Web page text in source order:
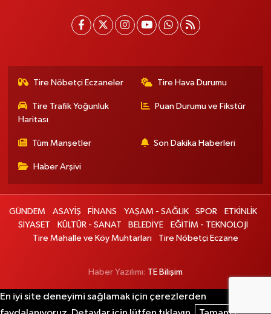
Tire Nöbetçi Eczaneler Tire Hava Durumu
Tire Trafik Yoğunluk
Haritası
Puan Durumu ve Fikstür
Tüm Manşetler Son Dakika Haberleri
Haber Arşivi
GÜNDEM ASAYİŞ FİNANS YAŞAM - SAĞLIK SPOR
ETKİNLİK
SİYASET
KÜLTÜR - SANAT BELEDİYE
EĞİTİM - TEKNOLOJİ
Tire Mahalle ve Köy Muhtarları
Tire Nöbetçi Eczane
Haber Yazılımı: TE Bilişim
En iyi site deneyimi sağlamak için çerezlerden